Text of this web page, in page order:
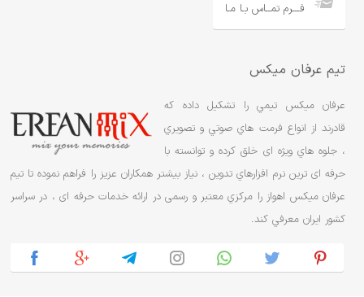
فـــرم تمــاس بـا مـا
تیم عرفان میکس
عرفان ميکس تيمي را تشکيل داده که
قادرند از انواع فرمت هاي صوتي و تصويري
، جلوه هاي ویژه ای خلق کرده و توانسته با
حرفه ای ترین نرم افزارهاي تدوین ، نياز بيشتر همکاران عزیز را فراهم نموده تا تیم
عرفان ميکس اهواز را مرکزي معتبر و رسمی در ارائه خدمات حرفه ای ، در سراسر
کشور ایران معرفي کند.